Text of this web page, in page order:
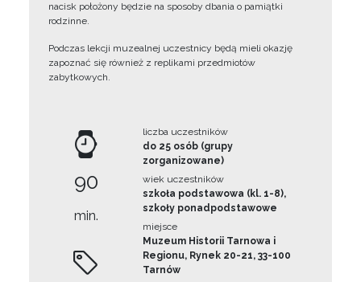
nacisk położony będzie na sposoby dbania o pamiątki
rodzinne.
Podczas lekcji muzealnej uczestnicy będą mieli okazję
zapoznać się również z replikami przedmiotów
zabytkowych.
90
min.
liczba uczestników
do 25 osób (grupy
zorganizowane)
wiek uczestników
szkoła podstawowa (kl. 1-8),
szkoły ponadpodstawowe
miejsce
Muzeum Historii Tarnowa i
Regionu, Rynek 20-21, 33-100
Tarnów